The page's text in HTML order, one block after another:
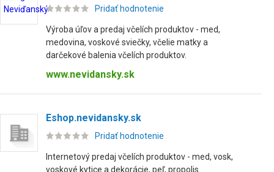
Pridať hodnotenie
Výroba úľov a predaj včelích produktov - med,
medovina, voskové sviečky, včelie matky a
darčekové balenia včelích produktov.
www.nevidansky.sk
Eshop.nevidansky.sk
Pridať hodnotenie
Internetový predaj včelích produktov - med, vosk,
voskové kytice a dekorácie, peľ, propolis.